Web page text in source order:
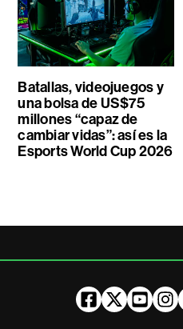
Batallas, videojuegos y
una bolsa de US$75
millones “capaz de
cambiar vidas”: así es la
Esports World Cup 2026